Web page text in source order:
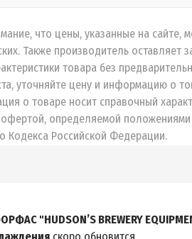
что цены, указанные на сайте,
Также производитель оставляет
товара без
уточняйте цену и информацию о
о товаре носит справочный
офертой, определяемой положениями
Кодекса Российской Федерации.
"HUDSON’S BREWERY